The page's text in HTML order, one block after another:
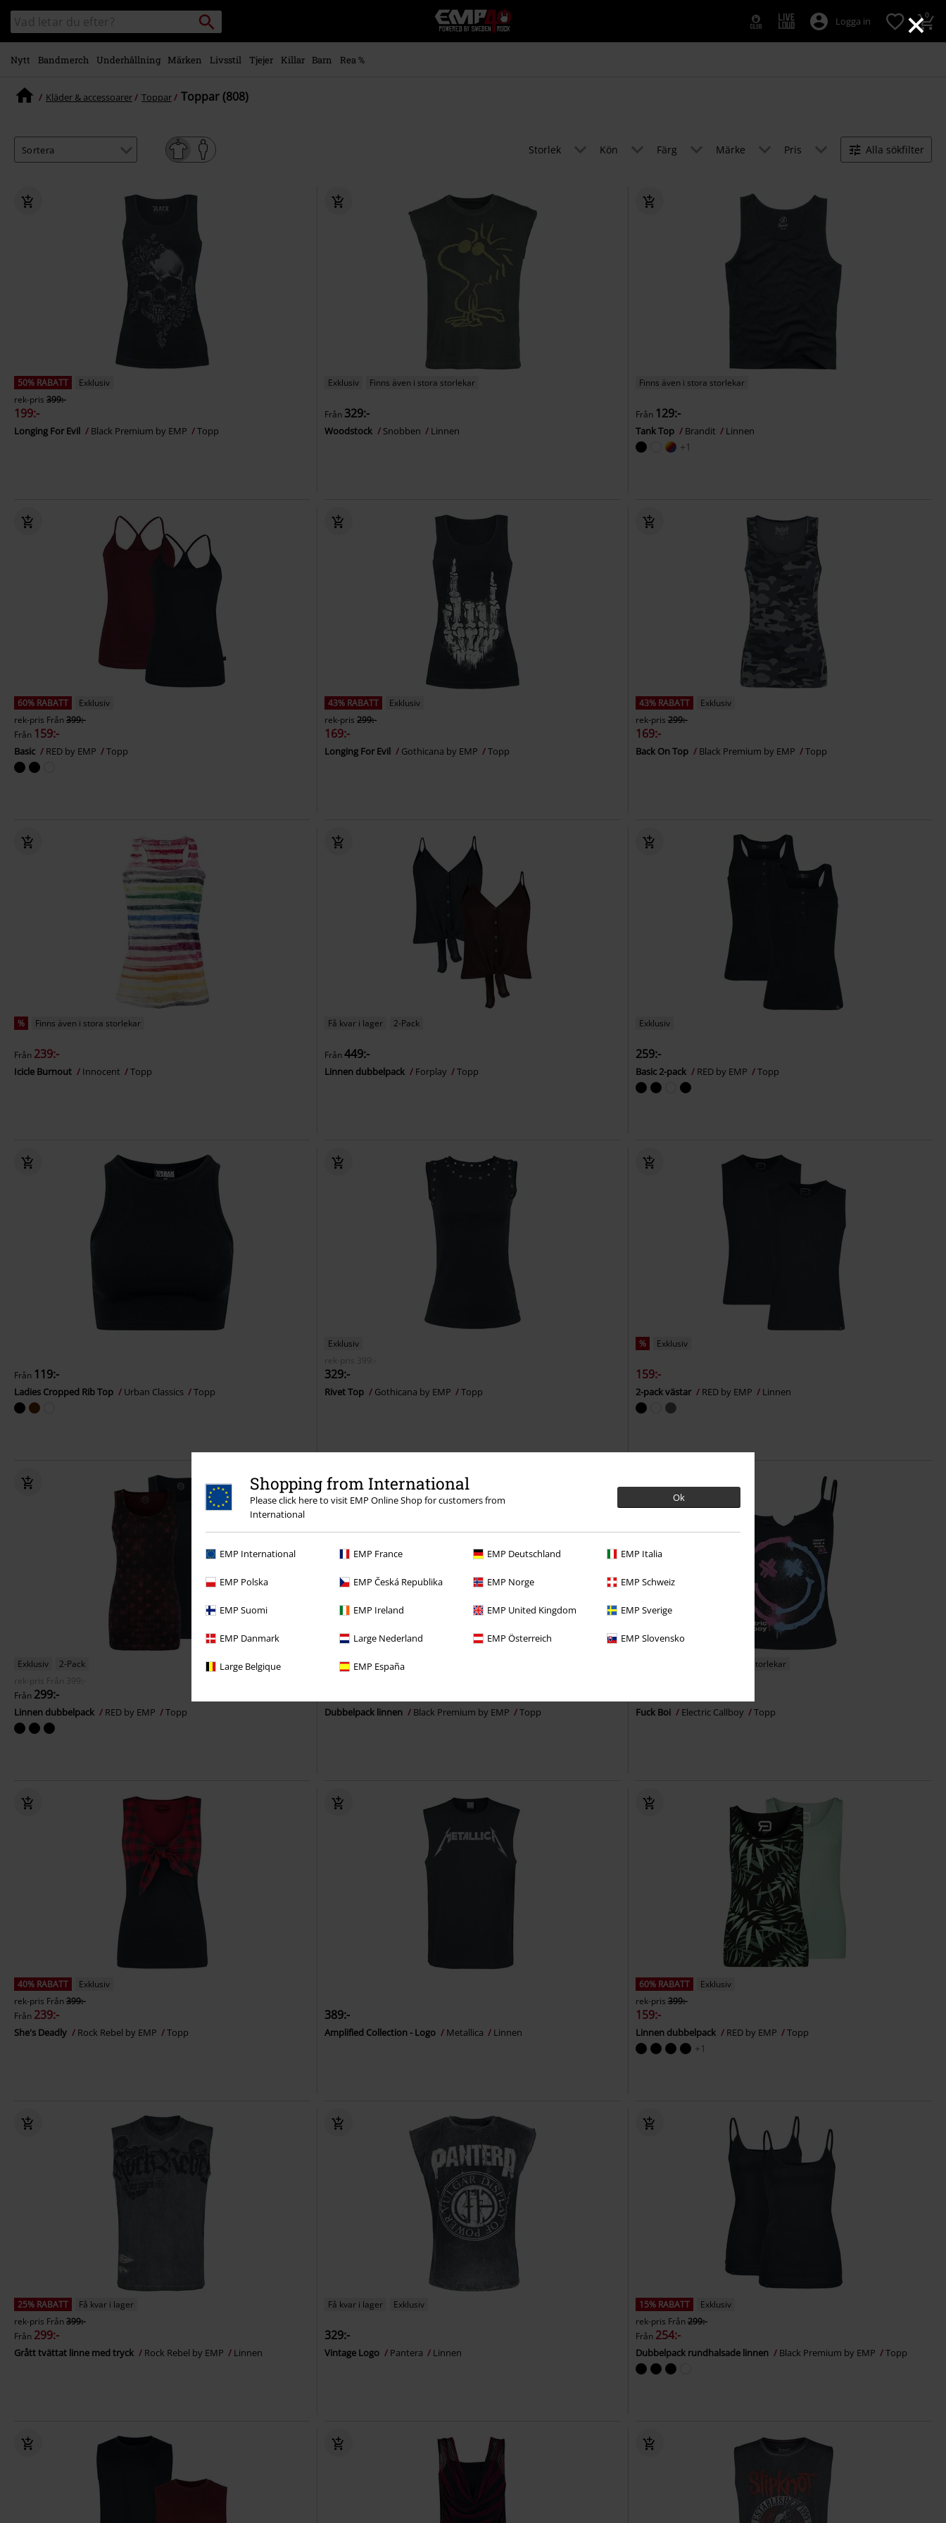
×
Shopping from International
Please click here to visit EMP Online Shop for customers from
International
Ok
EMP International EMP France EMP Deutschland EMP Italia
EMP Polska EMP Česká Republika EMP Norge EMP Schweiz
EMP Suomi EMP Ireland EMP United Kingdom EMP Sverige
EMP Danmark Large Nederland EMP Österreich EMP Slovensko
Large Belgique EMP España
Gå till
huvudinnehåll
Sök
i
katalogen
Sök
EMP
-
Musik,
Logga in 0
Nytt Bandmerch Underhållning Märken Livsstil Tjejer Killar Barn Rea %
Kläder & accessoarer Toppar Toppar (808)
Storlek Kön Färg Märke Pris Alla sökfilter
50% RABATT
Exklusiv
rek-pris 399:-
199:-
Longing For Evil Black Premium by EMP Topp
Exklusiv Finns även i stora storlekar
Från 329:-
Woodstock Snobben Linnen
Finns även i stora storlekar
Från 129:-
Tank Top Brandit Linnen
+1
60% RABATT
Exklusiv
rek-pris Från399:-
Från 159:-
Basic RED by EMP Topp
43% RABATT
Exklusiv
rek-pris 299:-
169:-
Longing For Evil Gothicana by EMP Topp
43% RABATT
Exklusiv
rek-pris 299:-
169:-
Back On Top Black Premium by EMP Topp
% Finns även i stora storlekar
Från 239:-
Icicle Burnout Innocent Topp
Få kvar i lager 2-Pack
Från449:-
Linnen dubbelpack Forplay Topp
Exklusiv
259:-
Basic 2-pack RED by EMP Topp
Från 119:-
Ladies Cropped Rib Top Urban Classics Topp
Exklusiv
rek-pris
399:-
329:-
Rivet Top Gothicana by EMP Topp
% Exklusiv
159:-
2-pack västar RED by EMP Linnen
Exklusiv
2-Pack
rek-pris
Från
399:-
Från 299:-
Linnen dubbelpack RED by EMP Topp
Exklusiv
2-Pack
Dubbelpack linnen Black Premium by EMP Topp
Finns även i stora storlekar
Fuck Boi Electric Callboy Topp
40% RABATT
Exklusiv
rek-pris Från399:-
Från 239:-
She's Deadly Rock Rebel by EMP Topp
389:-
Amplified Collection - Logo Metallica Linnen
60% RABATT
Exklusiv
rek-pris 399:-
159:-
Linnen dubbelpack RED by EMP Topp
+1
25% RABATT
Få kvar i lager
rek-pris Från399:-
Från 299:-
Grått tvättat linne med tryck Rock Rebel by EMP Linnen
Få kvar i lager Exklusiv
329:-
Vintage Logo Pantera Linnen
15% RABATT
Exklusiv
rek-pris Från299:-
Från 254:-
Dubbelpack rundhalsade linnen Black Premium by EMP Topp